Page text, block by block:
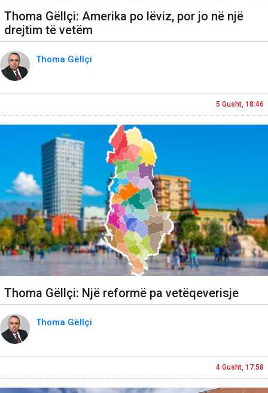
Thoma Gëllçi: Amerika po lëviz, por jo në një
drejtim të vetëm
Thoma Gëllçi
5 Gusht, 18:46
Thoma Gëllçi: Një reformë pa vetëqeverisje
Thoma Gëllçi
4 Gusht, 17:58